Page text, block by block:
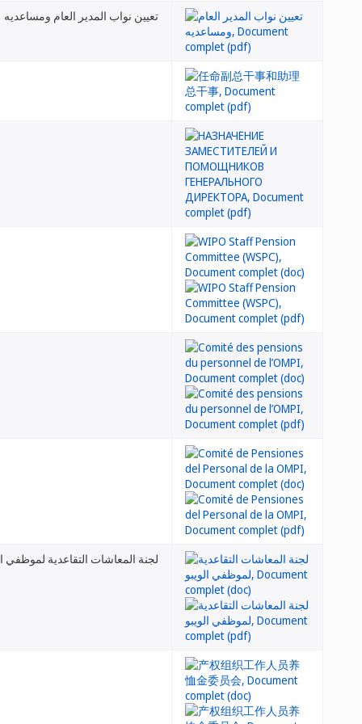
تعيين نواب المدير العام ومساعديه
لجنة المعاشات التقاعدية لموظفي